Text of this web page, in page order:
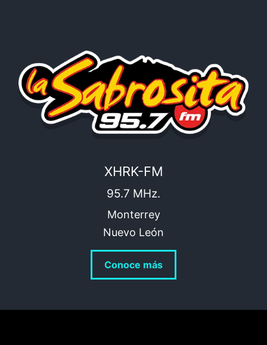
XHRK-FM
95.7 MHz.
Monterrey
Nuevo León
Conoce más